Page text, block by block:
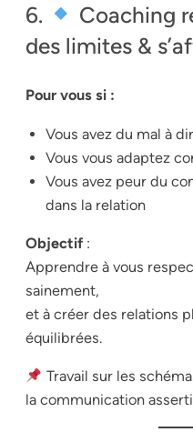
6.
Coaching
des limites &
Pour vous si :
Vous avez du mal à
Vous vous adaptez
Vous avez peur du
dans la relation
Objectif :
Apprendre à vous
sainement,
et à créer des relations
équilibrées.
Travail sur les
la communication